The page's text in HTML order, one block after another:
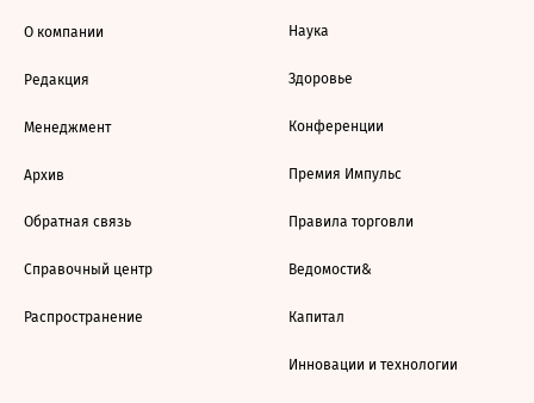
О компании
Редакция
Менеджмент
Архив
Обратная связь
Справочный центр
Распространение
Наука
Здоровье
Конференции
Премия Импульс
Правила торговли
Ведомости&
Капитал
Инновации и технологии